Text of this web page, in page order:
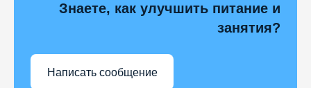
Знаете, как улучшить питание и
занятия?
Написать сообщение